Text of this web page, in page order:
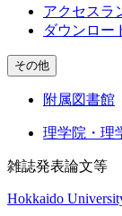
アクセスラ
ダウンロー
その他
附属図書館
理学院・理
雑誌発表論文等
Hokkaido